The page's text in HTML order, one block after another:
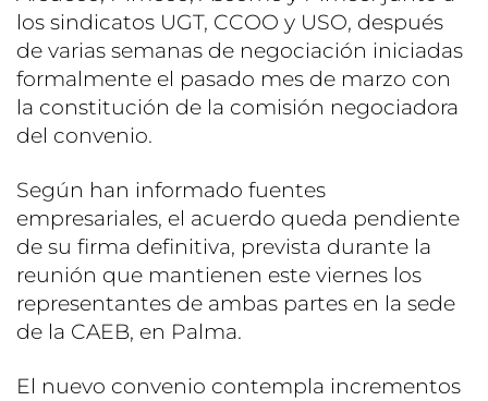
los sindicatos UGT, CCOO y USO, después
de varias semanas de negociación iniciadas
formalmente el pasado mes de marzo con
la constitución de la comisión negociadora
del convenio.
Según han informado fuentes
empresariales, el acuerdo queda pendiente
de su firma definitiva, prevista durante la
reunión que mantienen este viernes los
representantes de ambas partes en la sede
de la CAEB, en Palma.
El nuevo convenio contempla incrementos